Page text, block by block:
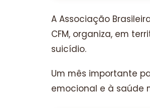
A Associação
CFM, organiza, em
suicídio.
Um mês importante
emocional e à saúde